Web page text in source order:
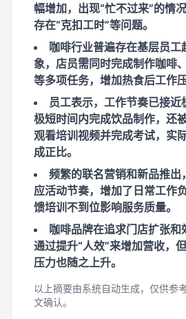
幅增加，出现“忙不过来”的情
存在“克扣工时”等问题。
咖啡行业普遍存在基层员工
象，店员需同时完成制作咖啡
等多项任务，增加热食后工作
员工表示，工作节奏已接近
极短时间内完成饮品制作，还
观看培训视频并完成考试，实
成正比。
频繁的联名营销和新品推出
应活动节奏，增加了日常工作
馈培训不到位影响服务质量。
咖啡品牌在追求门店扩张和
通过提升“人效”来增加营收，
压力也随之上升。
以上摘要由系统自动生成，仅供参
文确认。